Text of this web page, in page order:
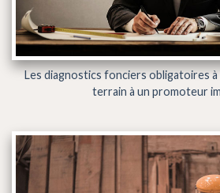
Les diagnostics fonciers obligatoires
terrain à un promoteur